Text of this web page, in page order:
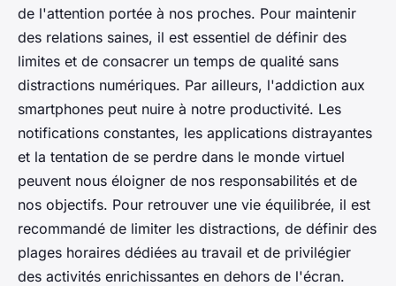
de l'attention portée à nos proches. Pour maintenir
des relations saines, il est essentiel de définir des
limites et de consacrer un temps de qualité sans
distractions numériques. Par ailleurs, l'addiction aux
smartphones peut nuire à notre productivité. Les
notifications constantes, les applications distrayantes
et la tentation de se perdre dans le monde virtuel
peuvent nous éloigner de nos responsabilités et de
nos objectifs. Pour retrouver une vie équilibrée, il est
recommandé de limiter les distractions, de définir des
plages horaires dédiées au travail et de privilégier
des activités enrichissantes en dehors de l'écran.